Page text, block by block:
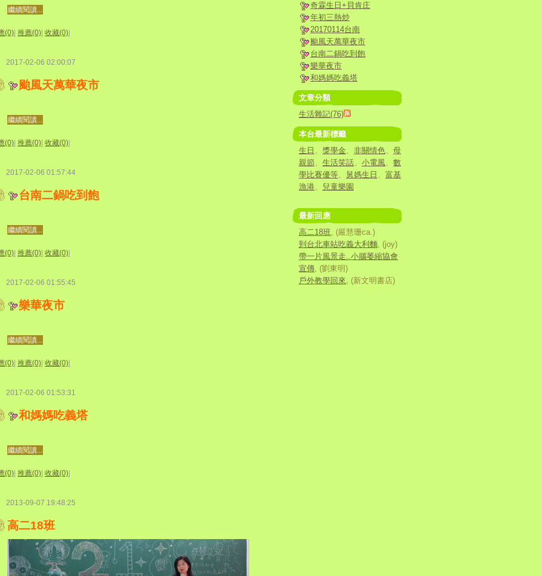
繼續閱讀...
(0) 推薦(0) 收藏(0)
2017-02-06 02:00:07
颱風天萬華夜市
繼續閱讀...
(0) 推薦(0) 收藏(0)
2017-02-06 01:57:44
台南二鍋吃到飽
繼續閱讀...
(0) 推薦(0) 收藏(0)
2017-02-06 01:55:45
樂華夜市
繼續閱讀...
(0) 推薦(0) 收藏(0)
2017-02-06 01:53:31
和媽媽吃義塔
繼續閱讀...
(0) 推薦(0) 收藏(0)
2013-09-07 19:48:25
高二18班
奇霖生日+貝肯庄
年初三熱炒
20170114台南
颱風天萬華夜市
台南二鍋吃到飽
樂華夜市
和媽媽吃義塔
文章分類
生活雜記(76)
本台最新標籤
生日 、 獎學金、 非關情色、 母
親節、 生活笑話、 小電風、 數
學比賽優等、 舅媽生日 、 富基
漁港、 兒童樂園
最新回應
高二18班, (嚴慧珊ca.)
到台北車站吃義大利麵, (joy)
帶一片風景走..小腦萎縮協會
宣傳, (劉東明)
戶外教學回來, (新文明書店)